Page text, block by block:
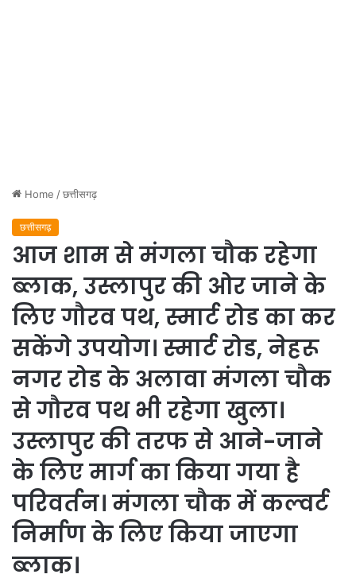
Home /छत्तीसगढ़
छत्तीसगढ़
आज शाम से मंगला चौक रहेगा
ब्लाक, उस्लापुर की ओर जाने के
लिए गौरव पथ, स्मार्ट रोड का कर
सकेंगे उपयोग। स्मार्ट रोड, नेहरू
नगर रोड के अलावा मंगला चौक
से गौरव पथ भी रहेगा खुला।
उस्लापुर की तरफ से आने-जाने
के लिए मार्ग का किया गया है
परिवर्तन। मंगला चौक में कल्वर्ट
निर्माण के लिए किया जाएगा
ब्लाक।